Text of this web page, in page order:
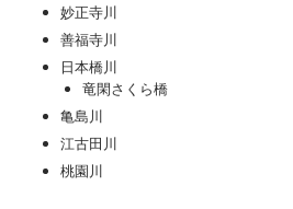
妙正寺川
善福寺川
日本橋川
竜閑さくら橋
亀島川
江古田川
桃園川